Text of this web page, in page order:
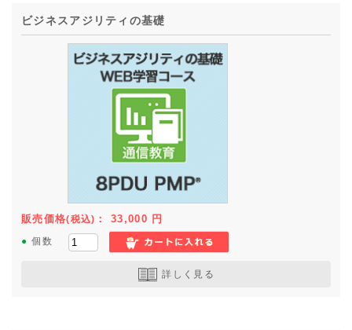
ビジネスアジリティの基礎
販売価格(税込) ：33,000 円
● 個数
詳しく見る